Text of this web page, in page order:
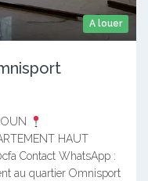
A louer
HAUT
Contact WhatsApp :
au quartier Omnisport